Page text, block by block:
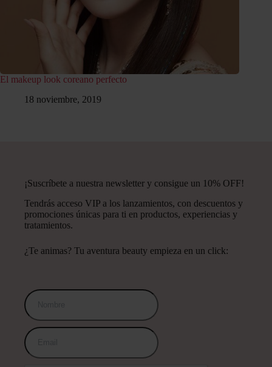
El makeup look coreano perfecto
18 noviembre, 2019
¡Suscríbete a nuestra newsletter y consigue un 10% OFF!
Tendrás acceso VIP a los lanzamientos, con descuentos y
promociones únicas para ti en productos, experiencias y
tratamientos.
¿Te animas? Tu aventura beauty empieza en un click: